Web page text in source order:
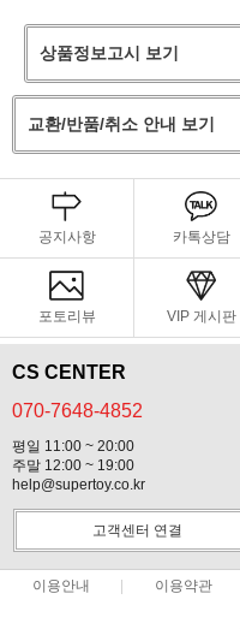
상품정보고시 보기
교환/반품/취소 안내 보기
공지사항 카톡상담
포토리뷰 VIP 게시판
CS CENTER
070-7648-4852
평일 11:00 ~ 20:00
주말 12:00 ~ 19:00
help@supertoy.co.kr
고객센터 연결
이용안내 이용약관